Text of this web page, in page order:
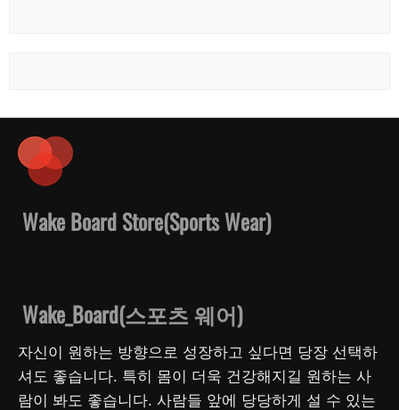
Wake Board Store(Sports Wear)
Wake_Board(스포츠 웨어)
자신이 원하는 방향으로 성장하고 싶다면 당장 선택하
셔도 좋습니다. 특히 몸이 더욱 건강해지길 원하는 사
람이 봐도 좋습니다. 사람들 앞에 당당하게 설 수 있는